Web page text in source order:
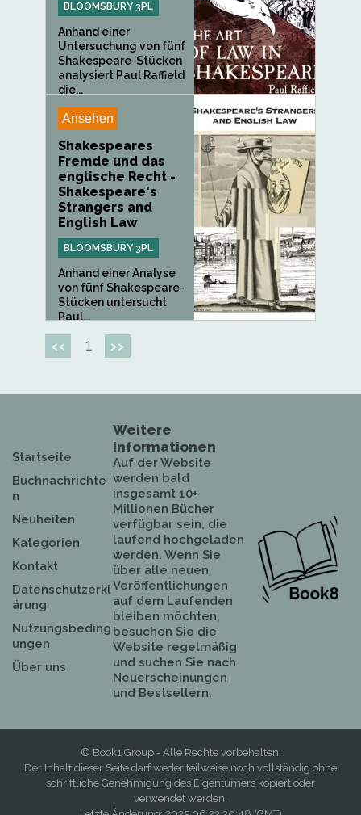
BLOOMSBURY 3PL
Anhand einer
Untersuchung von fünf
Shakespeare-Stücken
analysiert Paul Raffield
die...
Ansehen
Shakespeares
Fremde und das
englische Recht -
Shakespeare's
Strangers and
English Law
BLOOMSBURY 3PL
Anhand einer Analyse
von fünf Shakespeare-
Stücken untersucht
Paul...
<< 1 >>
Startseite
Buchnachrichte
n
Neuheiten
Kategorien
Kontakt
Datenschutzerkl
ärung
Nutzungsbeding
ungen
Über uns
Weitere
Informationen
Auf der Website
werden bald
insgesamt 10+
Millionen Bücher
verfügbar sein, die
laufend hochgeladen
werden. Wenn Sie
über alle neuen
Veröffentlichungen
auf dem Laufenden
bleiben möchten,
besuchen Sie die
Website regelmäßig
und suchen Sie nach
Neuerscheinungen
und Bestsellern.
© Book1 Group - Alle Rechte vorbehalten.
Der Inhalt dieser Seite darf weder teilweise noch vollständig ohne
schriftliche Genehmigung des Eigentümers kopiert oder
verwendet werden.